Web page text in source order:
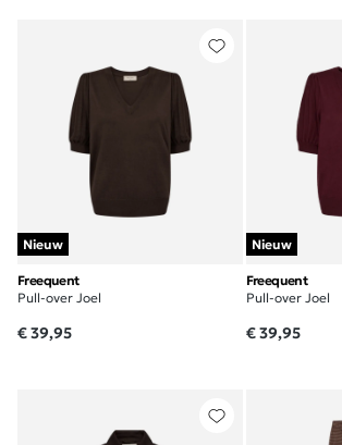
Nieuw
Freequent
Pull-over Joel
€ 39,95
Nieuw
Freequent
Pull-over Joel
€ 39,95